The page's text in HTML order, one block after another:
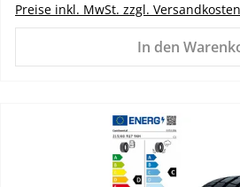
Preise inkl. MwSt. zzgl. Versandkosten
In den